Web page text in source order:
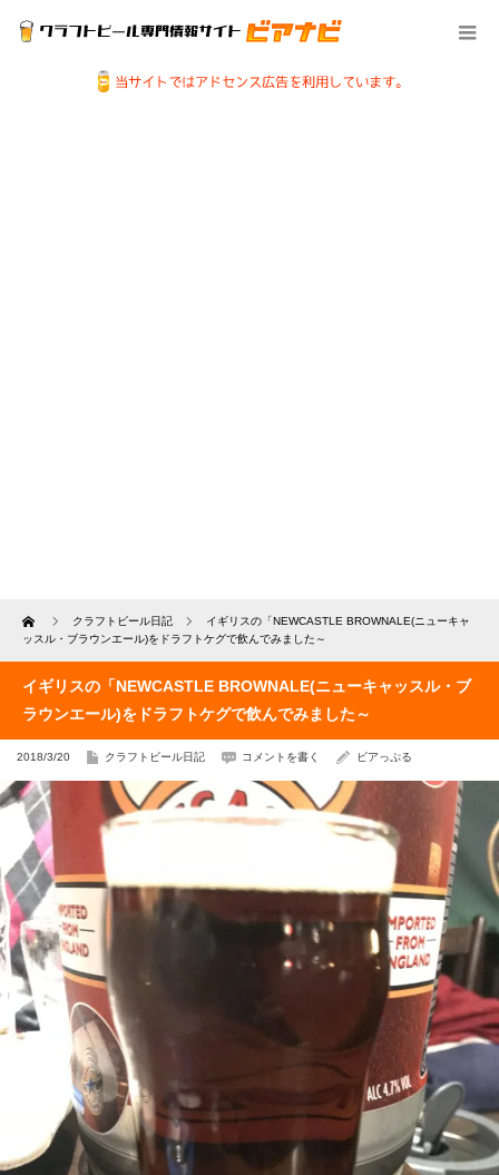
Home クラフトビール日記
イギリスの「NEWCASTLE BROWNALE(ニューキャ
ッスル・ブラウンエール)をドラフトケグで飲んでみました～
イギリスの「NEWCASTLE BROWNALE(ニューキャッスル・ブ
ラウンエール)をドラフトケグで飲んでみました～
2018/3/20 クラフトビール日記 コメントを書く ビアっぷる